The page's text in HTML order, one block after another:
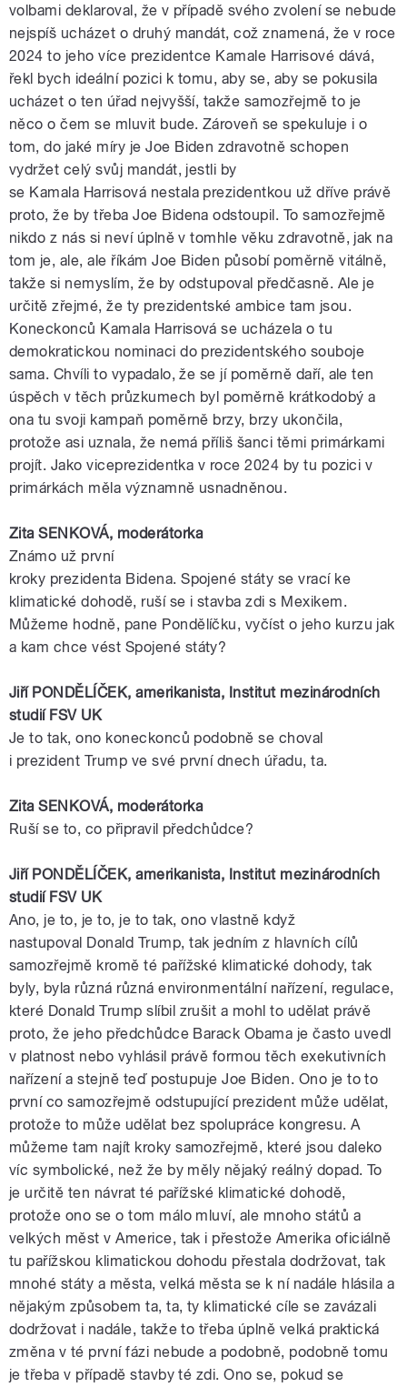
volbami deklaroval, že v případě svého zvolení se nebude
nejspíš ucházet o druhý mandát, což znamená, že v roce
2024 to jeho více prezidentce Kamale Harrisové dává,
řekl bych ideální pozici k tomu, aby se, aby se pokusila
ucházet o ten úřad nejvyšší, takže samozřejmě to je
něco o čem se mluvit bude. Zároveň se spekuluje i o
tom, do jaké míry jeJoe Biden zdravotně schopen
vydržet celý svůj mandát, jestli by
se Kamala Harrisová nestala prezidentkou už dříve právě
proto, že by třebaJoe Bidena odstoupil. To samozřejmě
nikdo z nás si neví úplně v tomhle věku zdravotně, jak na
tom je, ale, ale říkámJoe Biden působí poměrně vitálně,
takže si nemyslím, že by odstupoval předčasně. Ale je
určitě zřejmé, že ty prezidentské ambice tam jsou.
Koneckonců Kamala Harrisová se ucházela o tu
demokratickou nominaci do prezidentského souboje
sama. Chvíli to vypadalo, že se jí poměrně daří, ale ten
úspěch v těch průzkumech byl poměrně krátkodobý a
ona tu svoji kampaň poměrně brzy, brzy ukončila,
protože asi uznala, že nemá příliš šanci těmi primárkami
projít. Jakoviceprezidentka v roce 2024 by tu pozici v
primárkách měla významně usnadněnou.
Zita SENKOVÁ, moderátorka
Známo už první
kroky prezidenta Bidena.Spojené státy se vrací ke
klimatické dohodě, ruší se i stavba zdi s Mexikem.
Můžeme hodně, pane Pondělíčku, vyčíst o jeho kurzu jak
a kam chce vést Spojené státy?
Jiří PONDĚLÍČEK, amerikanista, Institut mezinárodních
studií FSV UK
Je to tak, ono koneckonců podobně se choval
i prezident Trump ve své první dnech úřadu, ta.
Zita SENKOVÁ, moderátorka
Ruší se to, co připravil předchůdce?
Jiří PONDĚLÍČEK, amerikanista, Institut mezinárodních
studií FSV UK
Ano, je to, je to, je to tak, ono vlastně když
nastupoval Donald Trump, tak jedním z hlavních cílů
samozřejmě kromě té pařížské klimatické dohody, tak
byly, byla různá různá environmentální nařízení, regulace,
které Donald Trump slíbil zrušit a mohl to udělat právě
proto, že jeho předchůdce Barack Obama je často uvedl
v platnost nebo vyhlásil právě formou těch exekutivních
nařízení a stejně teď postupujeJoe Biden. Ono je to to
první co samozřejmě odstupující prezident může udělat,
protože to může udělat bez spolupráce kongresu. A
můžeme tam najít kroky samozřejmě, které jsou daleko
víc symbolické, než že by měly nějaký reálný dopad. To
je určitě ten návrat té pařížské klimatické dohodě,
protože ono se o tom málo mluví, ale mnoho států a
velkých měst vAmerice, tak i přestože Amerika oficiálně
tu pařížskou klimatickou dohodu přestala dodržovat, tak
mnohé státy a města, velká města se k ní nadále hlásila a
nějakým způsobem ta, ta, ty klimatické cíle se zavázali
dodržovat i nadále, takže to třeba úplně velká praktická
změna v té první fázi nebude a podobně, podobně tomu
je třeba v případě stavby té zdi. Ono se, pokud se